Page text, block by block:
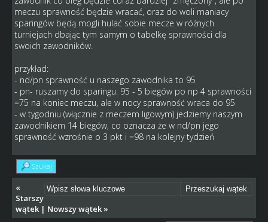
meczu sprawność będzie wracać, oraz do woli maniacy
sparingów będą mogli hulać sobie mecze w różnych
turniejach dbając tym samym o tabelkę sprawności dla
swoich zawodników.
przykład:
- nd/pn sprawność u naszego zawodnika to 95
- pn- ruszamy do sparingu. 95 - 5 biegów po np 4 sprawności
=75 na koniec meczu, ale w nocy sprawność wraca do 95
- w tygodniu (włącznie z meczem ligowym) jedziemy naszym
zawodnikiem 14 biegów, co oznacza że w nd/pn jego
sprawność wzrośnie o 3 pkt i =98 na kolejny tydzień
Szukaj
«
Starszy
wątek| Nowszy wątek»